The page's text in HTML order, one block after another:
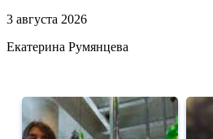
3 августа 2026
Екатерина Румянцева